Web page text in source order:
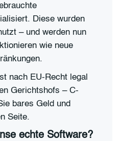
Diese wurden
– und werden nun
wie neue
nach EU-Recht legal
Gerichtshofs – C-
bares Geld und
Seite.
echte Software?